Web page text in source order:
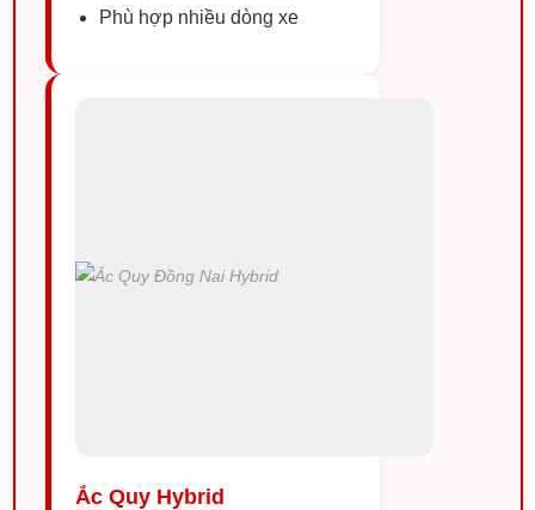
Phù hợp nhiều dòng xe
Ắc Quy Hybrid